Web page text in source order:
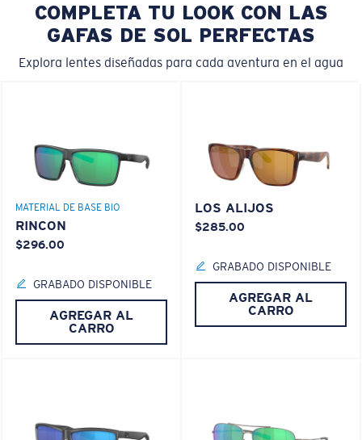
COMPLETA TU LOOK CON LAS
GAFAS DE SOL PERFECTAS
Explora lentes diseñadas para cada aventura en el agua
MATERIAL DE BASE BIO
RINCON
$296.00
GRABADO DISPONIBLE
AGREGAR AL
CARRO
LOS ALIJOS
$285.00
GRABADO DISPONIBLE
AGREGAR AL
CARRO